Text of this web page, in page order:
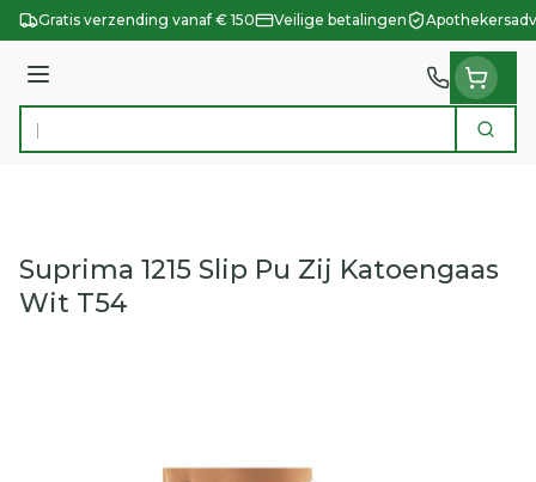
Ga naar de inhoud
Gratis verzending vanaf € 150 Veilige betalingen
Menu
Product, merk, categorie... Zoek
Suprima 1215 Slip Pu Zij Katoengaas
Wit T54